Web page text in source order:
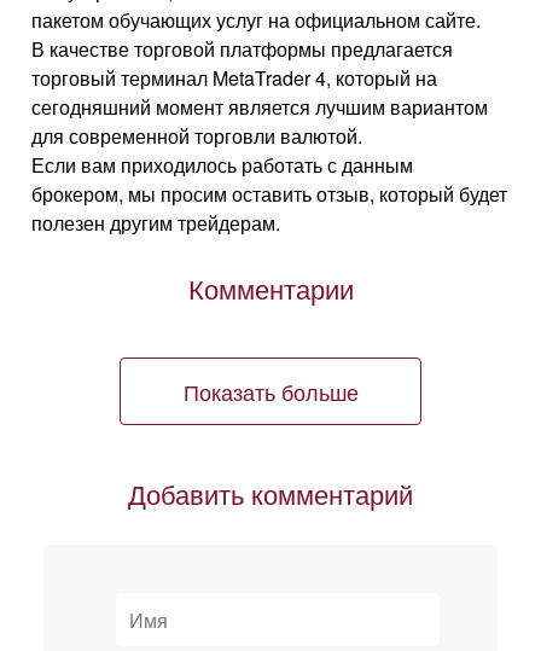
пакетом обучающих услуг на официальном сайте.
В качестве торговой платформы предлагается
торговый терминал MetaTrader 4, который на
сегодняшний момент является лучшим вариантом
для современной торговли валютой.
Если вам приходилось работать с данным
брокером, мы просим оставить отзыв, который будет
полезен другим трейдерам.
Комментарии
Показать больше
Добавить комментарий